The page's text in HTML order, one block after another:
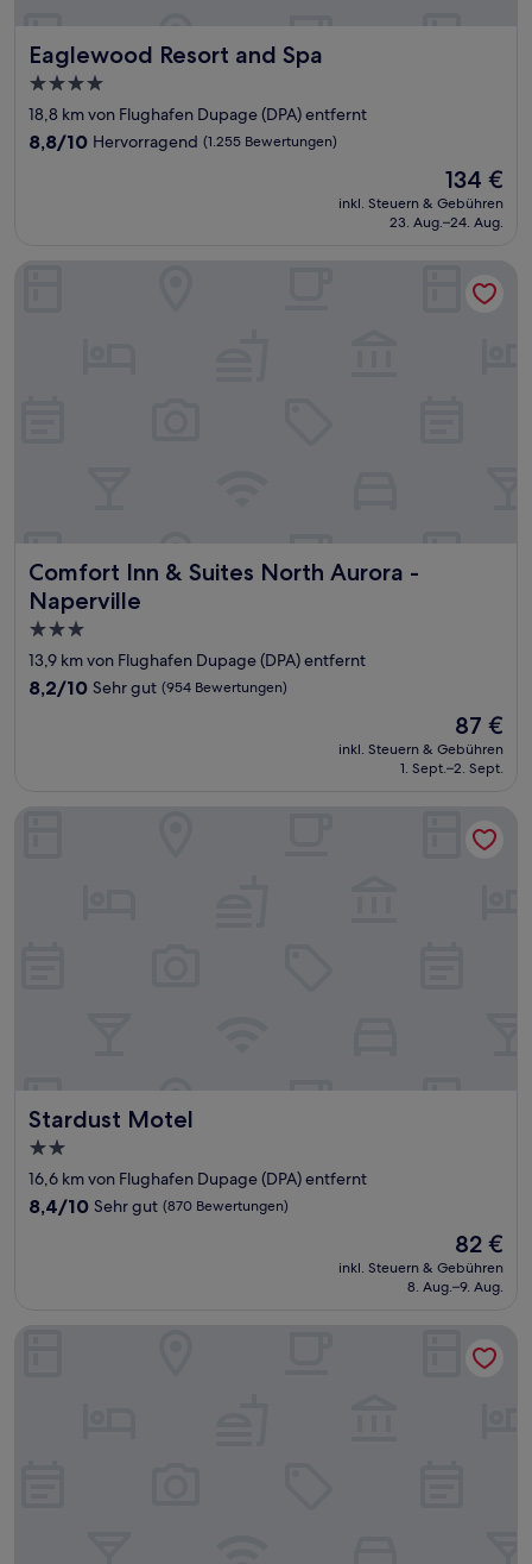
Eaglewood Resort and Spa
Eaglewood Resort and Spa
4.0-
Sterne-
Unterkunft
18,8 km von Flughafen Dupage (DPA) entfernt
8.8
8,8/10 Hervorragend (1.255 Bewertungen)
Der
Preis
beträgt
134 €
inkl. Steuern & Gebühren
23. Aug.–24. Aug.
Comfort Inn & Suites North Aurora -
Naperville
Comfort Inn & Suites North Aurora - Naperville
3.0-
Sterne-
Unterkunft
13,9 km von Flughafen Dupage (DPA) entfernt
8.2
Bewertungen)
8,2/10 Sehr gut (954 Bewertungen)
Der
Preis
beträgt
87 €
inkl. Steuern & Gebühren
1. Sept.–2. Sept.
Comfort Inn & Suites North Aurora - Naperville
Stardust Motel
Stardust Motel
2.0-
Sterne-
Unterkunft
16,6 km von Flughafen Dupage (DPA) entfernt
8.4
Bewertungen)
8,4/10 Sehr gut (870 Bewertungen)
Der
Preis
beträgt
82 €
inkl. Steuern & Gebühren
8. Aug.–9. Aug.
Sleep Inn Naperville - Chicago